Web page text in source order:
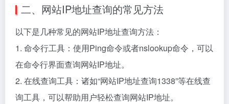
二、网站IP地址查询的常见方法
以下是几种常见的网站IP地址查询方法：
1. 命令行工具：使用Ping命令或者nslookup命令，可以
在命令行界面查询网站IP地址。
2. 在线查询工具：诸如“网站IP地址查询1338”等在线查
询工具，可以帮助用户轻松查询网站IP地址。